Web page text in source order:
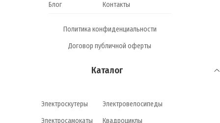
Блог
Контакты
Политика конфиденциальности
Договор публичной оферты
Каталог
Электроскутеры
Электросамокаты
Электровелосипеды
Квадроциклы